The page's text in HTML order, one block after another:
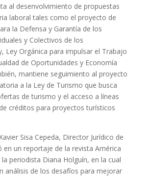
al desenvolvimiento de propuestas
laboral tales como el proyecto de
la Defensa y Garantía de los
y Colectivos de los
Ley Orgánica para impulsar el Trabajo
de Oportunidades y Economía
mantiene seguimiento al proyecto
a la Ley de Turismo que busca
de turismo y el acceso a líneas
créditos para proyectos turísticos
Sisa Cepeda, Director Jurídico de
en un reportaje de la revista América
periodista Diana Holguín, en la cual
análisis de los desafíos para mejorar